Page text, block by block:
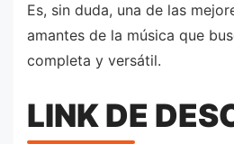
Es, sin duda, una de las
amantes de la música que
completa y versátil.
LINK DE